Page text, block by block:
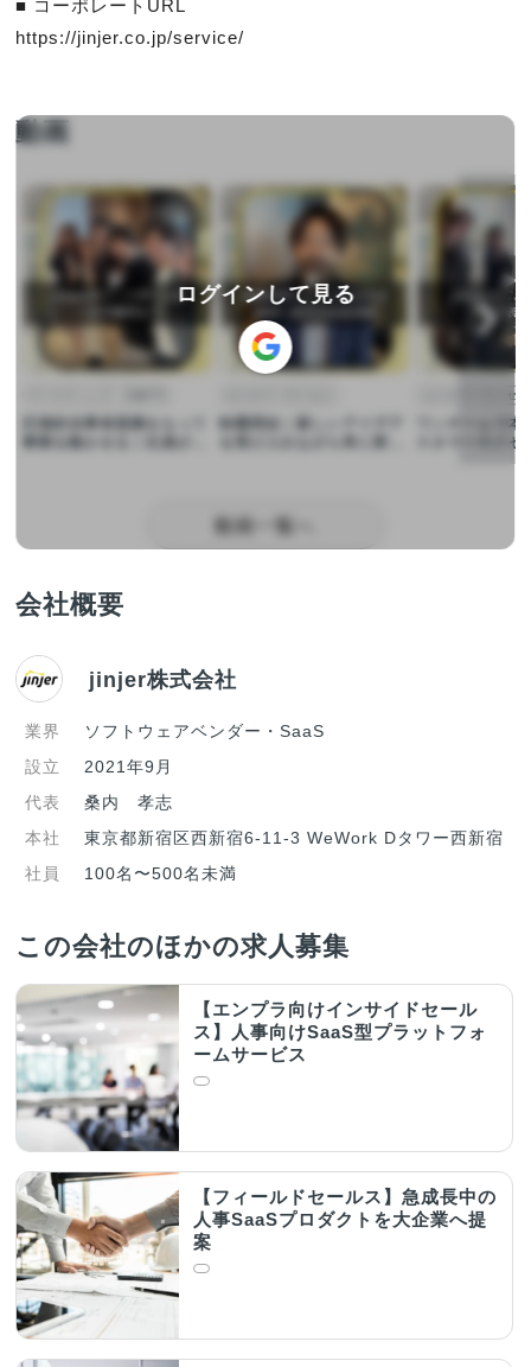
■ コーポレートURL
https://jinjer.co.jp/service/
ログインして見る
動画
▶︎ ▶︎ ▶︎
カスタマーサクセス
ワンチームで
スタマーサク
署を一言で表す
会社概要
jinjer株式会社
業界
ソフトウェアベンダー・SaaS
設立
2021年9月
代表
桑内 孝志
本社
東京都新宿区西新宿6-11-3 WeWork Dタワー西新宿
社員
100名〜500名未満
この会社のほかの求人募集
【エンプラ向けインサイドセール
ス】人事向けSaaS型プラットフォ
ームサービス
【フィールドセールス】急成長中の
人事SaaSプロダクトを大企業へ提
案